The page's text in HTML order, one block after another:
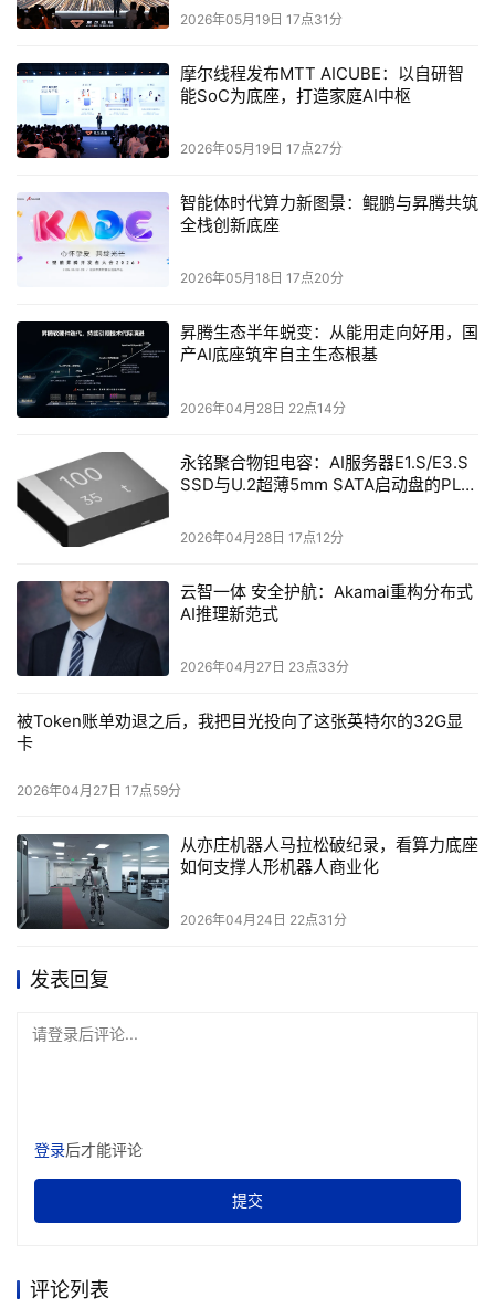
用模型。同时，大模型的研发道路不应该只是少数机构的竞
元、更适应中国本土需求的繁荣应用生态。零一万物在模型
技术与算法的前沿实践有目共睹，将成为阿里云的重要战略
合作伙伴。
——阿里云首席技术官，周靖人
生成式AI驱动的AI 2.0将重塑千行百业的生产力格局，颠覆
现有的企业组织结构和运营模式。中国拥有庞大的市场和丰
面释放全面潜能。零一万物与阿里巴巴通义千问强强联合、
深度合作的产业大模型联合实验室将持续在技术创新方面推
高全球前沿大模型的天花板，同时结合精悍的算法专家和工
融、制造、交通、能源、科研等等各个领域的超级智能专
家，助力各行各业大模型落地，用AI驱动产业新质生产力爆
发。
——零一万物CEO， 李开复博士
战略合作背景与意义
长的背景下展开的。据研究机构数据，2024年中国AI大模
型市场规模约为294.16亿元，预计2026年将突破700亿
元。这一增长趋势反映了市场对大模型技术的强烈需求及行
战略合作的核心意义在于加速大模型技术从研发到应用的落
地进程，进一步扩大产业大模型的生态整合。通过成立“产
业大模型联合实验室”，双方将结合各自在大模型研发方面
服务的完整链条。
未来趋势与展望
将在金融、制造、交通、能源、科研等领域发挥更大的作
用。同时，通过加强生态整合与拓展，将吸引更多企业加入
产业大模型生态圈，共同推动大模型技术的创新与应用。
大模型将在更广泛的场景下实现智能化应用。这将为大模型
2026年05月19日 17点31分
摩尔线程发布MTT AICUBE：以自研智
能SoC为底座，打造家庭AI中枢
2026年05月19日 17点27分
智能体时代算力新图景：鲲鹏与昇腾共筑
全栈创新底座
2026年05月18日 17点20分
昇腾生态半年蜕变：从能用走向好用，国
产AI底座筑牢自主生态根基
2026年04月28日 22点14分
永铭聚合物钽电容：AI服务器E1.S/E3.S
SSD与U.2超薄5mm SATA启动盘的PLP
2026年04月28日 17点12分
云智一体 安全护航：Akamai重构分布式
AI推理新范式
2026年04月27日 23点33分
被Token账单劝退之后，我把目光投向了这张英特尔的32G显
卡
2026年04月27日 17点59分
从亦庄机器人马拉松破纪录，看算力底座
如何支撑人形机器人商业化
2026年04月24日 22点31分
发表回复
请登录后评论...
登录后才能评论
提交
评论列表